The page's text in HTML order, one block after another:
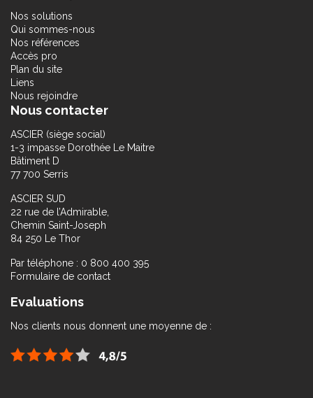
Nos solutions
Qui sommes-nous
Nos références
Accès pro
Plan du site
Liens
Nous rejoindre
Nous contacter
ASCIER (siège social)
1-3 impasse Dorothée Le Maitre
Bâtiment D
77 700 Serris
ASCIER SUD
22 rue de l’Admirable,
Chemin Saint-Joseph
84 250 Le Thor
Par téléphone : 0 800 400 395
Formulaire de contact
Evaluations
Nos clients nous donnent une moyenne de :